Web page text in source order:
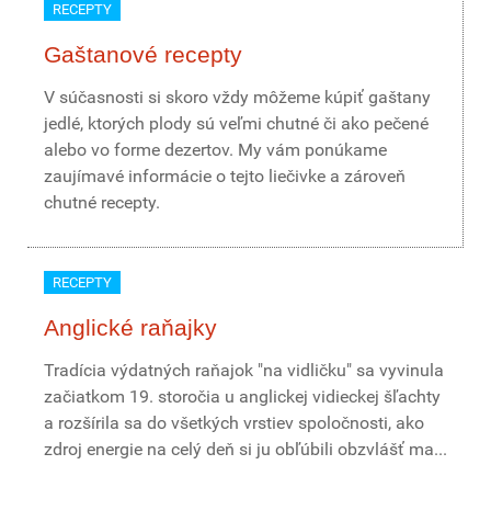
RECEPTY
Gaštanové recepty
V súčasnosti si skoro vždy môžeme kúpiť gaštany
jedlé, ktorých plody sú veľmi chutné či ako pečené
alebo vo forme dezertov. My vám ponúkame
zaujímavé informácie o tejto liečivke a zároveň
chutné recepty.
RECEPTY
Anglické raňajky
Tradícia výdatných raňajok "na vidličku" sa vyvinula
začiatkom 19. storočia u anglickej vidieckej šľachty
a rozšírila sa do všetkých vrstiev spoločnosti, ako
zdroj energie na celý deň si ju obľúbili obzvlášť ma...